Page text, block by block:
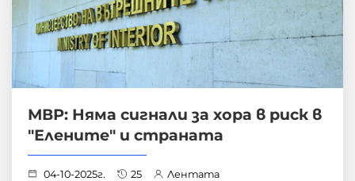
МВР: Няма сигнали за хора в риск в
"Елените" и страната
04-10-2025г. 25 Лентата